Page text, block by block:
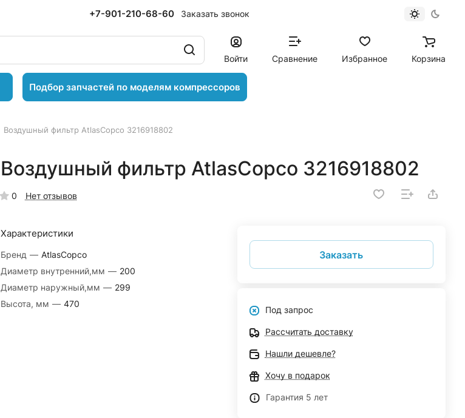
+7-901-210-68-60 Заказать звонок
Войти Сравнение Избранное Корзина
Подбор запчастей по моделям компрессоров
Воздушный фильтр AtlasCopco 3216918802
Воздушный фильтр AtlasCopco 3216918802
0 Нет отзывов
Характеристики
Бренд — AtlasCopco
Диаметр внутренний,мм — 200
Диаметр наружный,мм — 299
Высота, мм — 470
Заказать
Под запрос
Рассчитать доставку
Нашли дешевле?
Хочу в подарок
Гарантия 5 лет